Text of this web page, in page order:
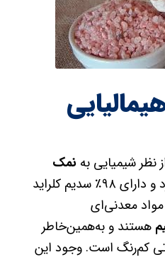
نظر شیمیایی به نمک
معمولی شباهت دارد و دارای ۹۸٪ سدیم کلراید
معدنی‌ای
هستند و به‌همین‌خاطر
کم‌رنگ است. وجود این